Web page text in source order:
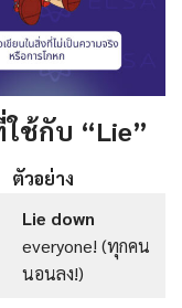
ใช้กับ “Lie”
ตัวอย่าง
Lie down
everyone! (ทุกคน
นอนลง!)